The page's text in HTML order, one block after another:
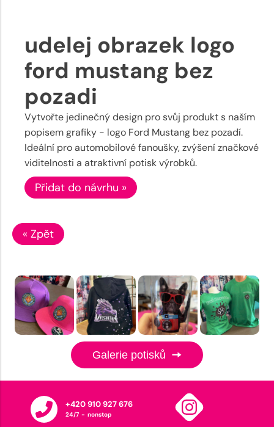
udelej obrazek logo
ford mustang bez
pozadi
Vytvořte jedinečný design pro svůj produkt s naším
popisem grafiky - logo Ford Mustang bez pozadí.
Ideální pro automobilové fanoušky, zvýšení značkové
viditelnosti a atraktivní potisk výrobků.
Přidat do návrhu »
« Zpět
Galerie potisků
+420 910 927 676
24/7 - nonstop